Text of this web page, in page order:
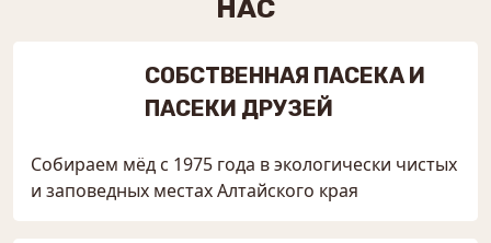
НАС
СОБСТВЕННАЯ ПАСЕКА И
ПАСЕКИ ДРУЗЕЙ
Собираем мёд с 1975 года в экологически чистых
и заповедных местах Алтайского края